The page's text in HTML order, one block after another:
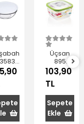
cc
Üçsan
895
Trend
Saklama
Kabı 20
Cm
103,90
TL
Sepete
Ekle